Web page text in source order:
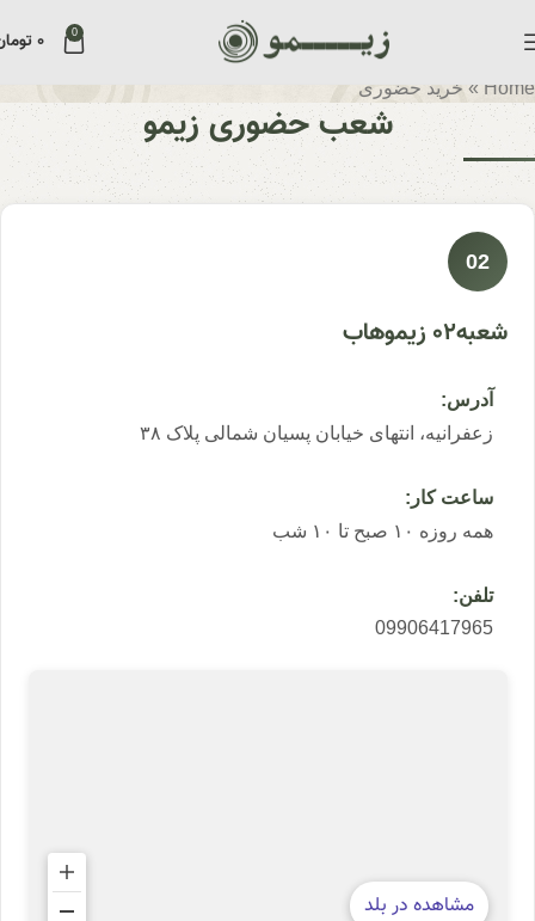
0 ۰
Home
»خرید حضوری
شعب حضوری زیمو
02
شعبه02 زیموهاب
آدرس:
زعفرانیه، انتهای خیابان پسیان شمالی پلاک ۳۸
ساعت کار:
همه روزه ۱۰ صبح تا ۱۰ شب
تلفن:
09906417965